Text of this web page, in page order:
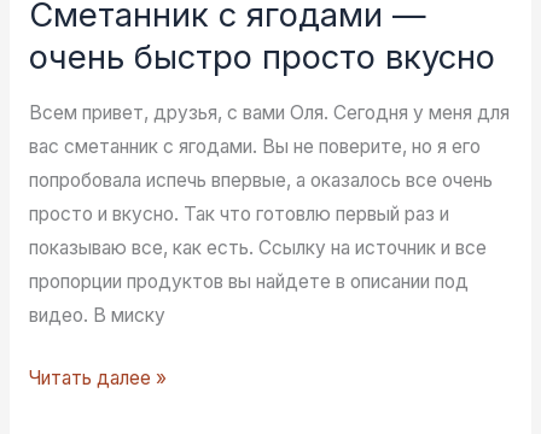
Сметанник с ягодами —
очень быстро просто вкусно
Всем привет, друзья, с вами Оля. Сегодня у меня для
вас сметанник с ягодами. Вы не поверите, но я его
попробовала испечь впервые, а оказалось все очень
просто и вкусно. Так что готовлю первый раз и
показываю все, как есть. Ссылку на источник и все
пропорции продуктов вы найдете в описании под
видео. В миску
Сметанник
Читать далее »